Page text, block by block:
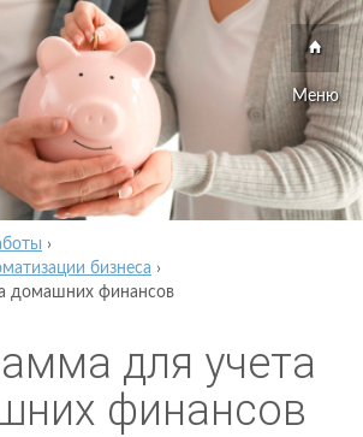
Меню
›
бизнеса ›
домашних финансов
для учета
финансов